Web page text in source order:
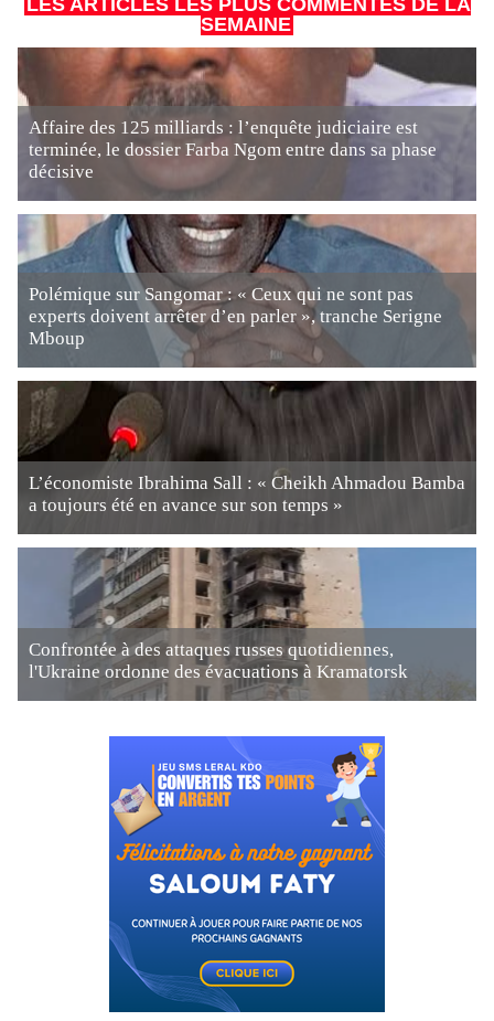
LES ARTICLES LES PLUS COMMENTÉS DE LA
SEMAINE
Affaire des 125 milliards : l’enquête judiciaire est
terminée, le dossier Farba Ngom entre dans sa phase
décisive
Polémique sur Sangomar : « Ceux qui ne sont pas
experts doivent arrêter d’en parler », tranche Serigne
Mboup
L’économiste Ibrahima Sall : « Cheikh Ahmadou Bamba
a toujours été en avance sur son temps »
Confrontée à des attaques russes quotidiennes,
l'Ukraine ordonne des évacuations à Kramatorsk